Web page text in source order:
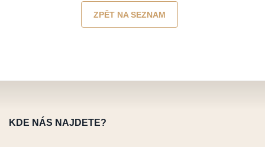
ZPĚT NA SEZNAM
KDE NÁS NAJDETE?